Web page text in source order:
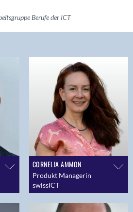
Berufe der ICT
CORNELIA AMMON
Produkt Managerin
swissICT